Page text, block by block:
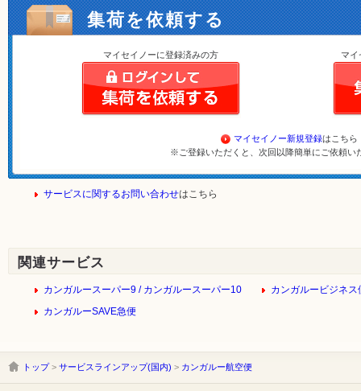
集荷を依頼する
マイセイノーに登録済みの方 マイ
マイセイノー新規登録はこちら
※ご登録いただくと、次回以降簡単にご依頼い
サービスに関するお問い合わせはこちら
関連サービス
カンガルースーパー9 / カンガルースーパー10
カンガルービジネス
カンガルーSAVE急便
トップ> サービスラインアップ(国内) > カンガルー航空便